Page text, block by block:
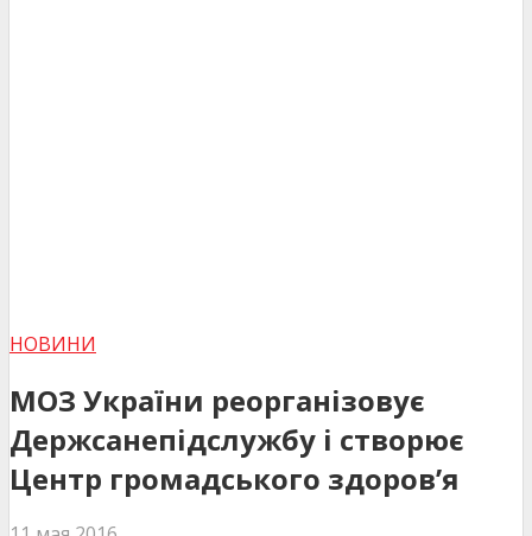
НОВИНИ
МОЗ України реорганізовує
Держсанепідслужбу і створює
Центр громадського здоров’я